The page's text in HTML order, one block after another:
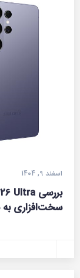
اسفند 9, 1404
سخت‌افزاری به